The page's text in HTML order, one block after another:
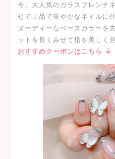
今、大人気のガラスフレンチ
せて上品で華やかなネイルに
ヌーディーなベースカラーを
ットを長くみせて指を美しく
おすすめクーポンはこちら